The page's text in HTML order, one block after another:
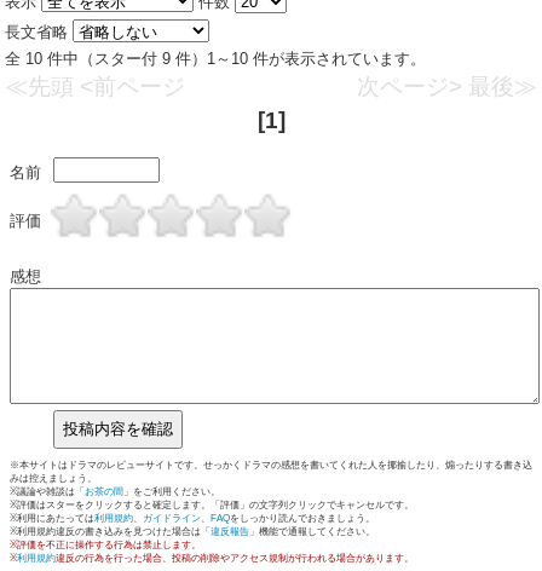
長文省略
全 10 件中（スター付 9 件）1～10 件が表示されています。
≪先頭 <前ページ 次ページ> 最後≫
[1]
名前
評価
感想
※本サイトはドラマのレビューサイトです。せっかくドラマの感想を書いてくれた人を揶揄したり、煽ったりする書き込
みは控えましょう。
※議論や雑談は「 お茶の間 」をご利用ください。
※評価はスターをクリックすると確定します。「評価」の文字列クリックでキャンセルです。
※利用にあたっては利用規約、 ガイドライン、 FAQをしっかり読んでおきましょう。
※利用規約違反の書き込みを見つけた場合は「 違反報告 」機能で通報してください。
※評価を不正に操作する行為は禁止します。
※利用規約違反の行為を行った場合、投稿の削除やアクセス規制が行われる場合があります。